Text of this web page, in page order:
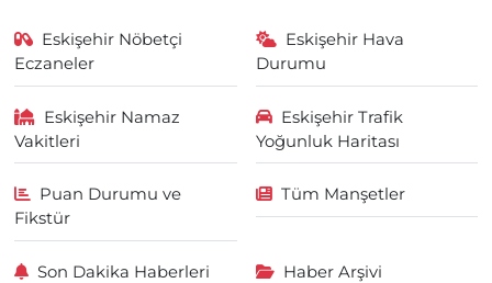
Eskişehir Nöbetçi
Eczaneler
Eskişehir Hava
Durumu
Eskişehir Namaz
Vakitleri
Eskişehir Trafik
Yoğunluk Haritası
Puan Durumu ve
Fikstür
Tüm Manşetler
Son Dakika Haberleri Haber Arşivi